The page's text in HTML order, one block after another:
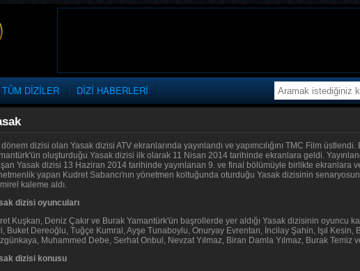
TÜM DİZİLER DİZİ HABERLERİ
dönem dizisi olan Yasak dizisi ATV ekranlarında yayınlandı ve yapımcılığını TMC Film
oluşturduğu Yasak dizisi ilk olarak 11 Nisan 2014 tarihinde ekranlara geldi.
Yasak dizisi 13 Haziran 2014 tarihinde yayınlanan 9. ve final bölümüyle birlikte ekranlara
yapan Kudret Sabancı'nın yönetmen koltuğunda oturduğu Yasak dizisinin
kaleme aldı.
dizisi oyuncuları
Kuşkan, Deniz Çakır ve Burak Yamantürk'ün başrollerde yer aldığı Yasak dizisinin oyuncu
Buket Dereoğlu, Tuğçe Kumral, Ayşe Tunaboylu, Onuryay Evrentan, İncilay Şahin, Işıl
Muhammed Debe, Serhat Onbul, Nevzat Yılmaz, Biran Damla Yılmaz, Burak Temiz
dizisi konusu